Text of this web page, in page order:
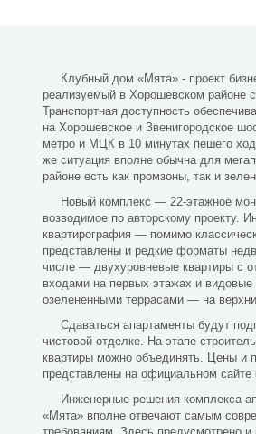
Клубный дом «Мята» - проект
реализуемый в Хорошевском районе
Транспортная доступность
на Хорошевское и Звенигородское
метро и МЦК в 10 минутах пешего
же ситуация вполне обычна для
районе есть как промзоны, так и
Новый комплекс — 22-этажное
возводимое по авторскому проекту.
квартирография — помимо
представлены и редкие форматы
числе — двухуровневые квартиры с
входами на первых этажах и
озелененными террасами — на
Сдаваться апартаменты будут
чистовой отделке. На этапе
квартиры можно объединять. Цены и
представлены на официальном сайте
Инженерные решения комплекса
«Мята» вполне отвечают самым